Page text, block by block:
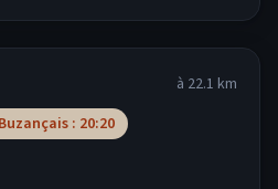
à 22.1 km
Buzançais : 20:20